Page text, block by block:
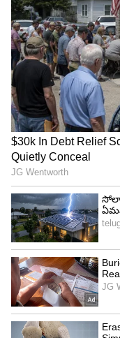
Allu Arjun: పబ్లిక్ గా
తమ్ముడు శిరీష్..!
Trisha: విజయ్
పడిన త్రిష, చివరికి
3
4
Image Credit :Jio Hotstar
రోహిణీని చావబాదిన
ఇక.. ఆ మాట విన్న
ఊగిపోతుంది. మనోజ్
మనోజ్ తన తప్పేమీ